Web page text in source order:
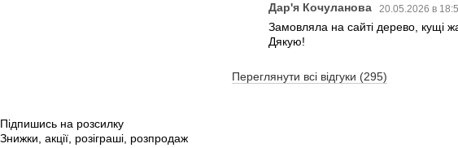
Дар'я Кочуланова 20.05.2026 в
Замовляла на сайті дерево, кущі
Дякую!
Переглянути всі відгуки (295)
Підпишись на розсилку
Знижки, акції, розіграші, розпродаж